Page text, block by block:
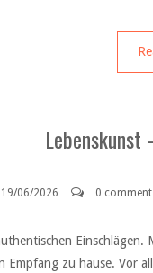
Lebenskunst
19/06/2026 0
zu hause. Vor